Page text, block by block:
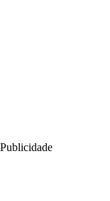
Publicidade